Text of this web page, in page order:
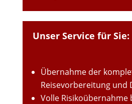
Unser Service für Sie:
Übernahme der
Reisevorbereitung und
Volle Risikoübernahme